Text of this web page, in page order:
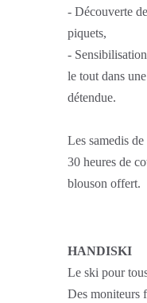
- Découverte
piquets,
-
le tout dans
détendue.
Les samedis
30 heures de
blouson offert.
HANDISKI
Le ski pour
Des moniteurs